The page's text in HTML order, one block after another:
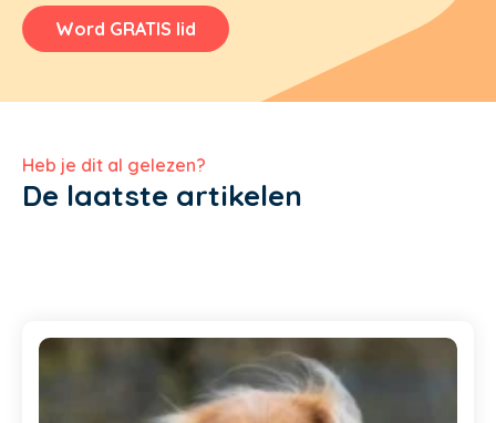
Word GRATIS lid
Heb je dit al gelezen?
De laatste artikelen